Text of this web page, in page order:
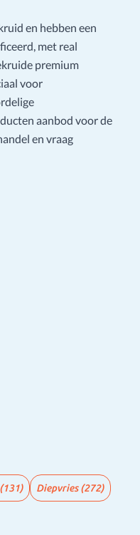
en hebben een
met real
premium
voor
aanbod voor de
en vraag
(131) Diepvries(272)